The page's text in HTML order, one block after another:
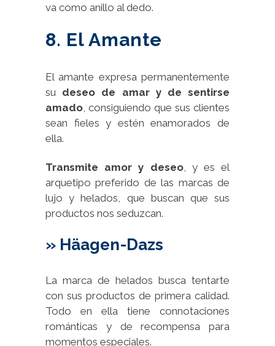
va como anillo al dedo.
8. El Amante
El amante expresa permanentemente
su deseo de amar y de sentirse
amado , consiguiendo que sus clientes
sean fieles y estén enamorados de
ella.
Transmite amor y deseo, y es el
arquetipo preferido de las marcas de
lujo y helados, que buscan que sus
productos nos seduzcan.
» Häagen-Dazs
La marca de helados busca tentarte
con sus productos de primera calidad.
Todo en ella tiene connotaciones
románticas y de recompensa para
momentos especiales.